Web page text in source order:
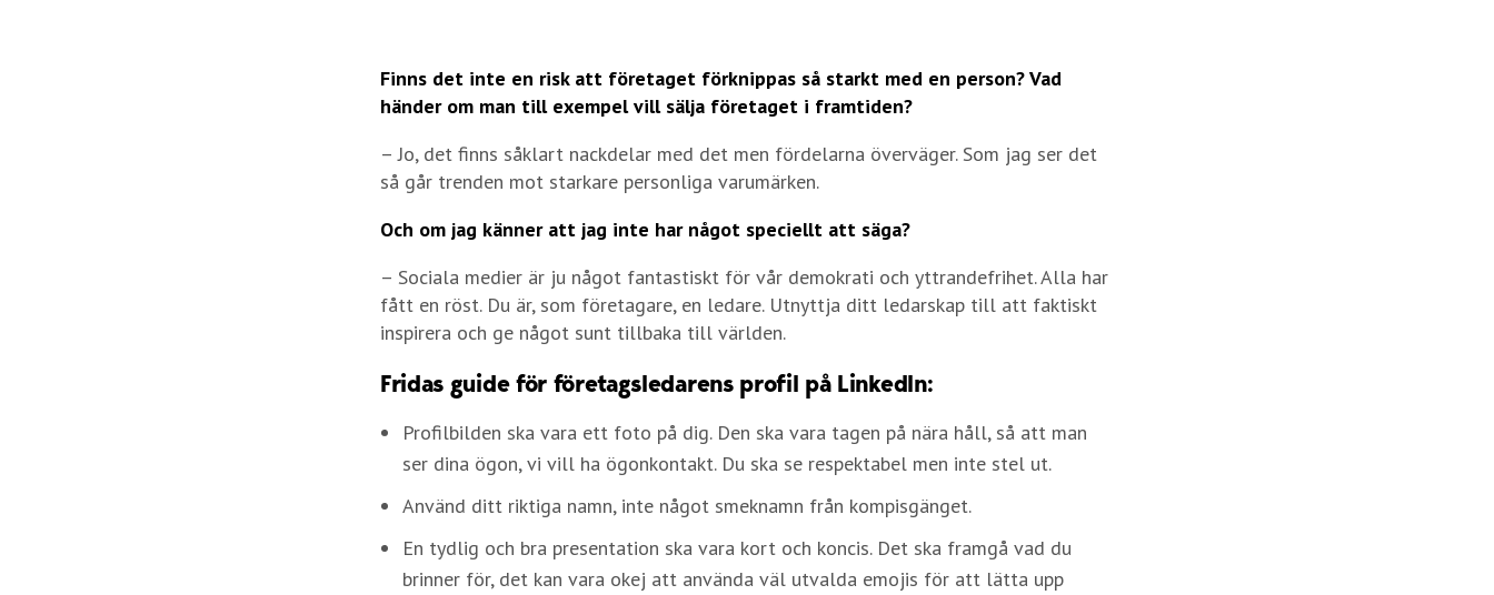
Finns det inte en risk att företaget förknippas så starkt med en person? Vad
händer om man till exempel vill sälja företaget i framtiden?
– Jo, det finns såklart nackdelar med det men fördelarna överväger. Som jag ser det
så går trenden mot starkare personliga varumärken.
Och om jag känner att jag inte har något speciellt att säga?
– Sociala medier är ju något fantastiskt för vår demokrati och yttrandefrihet. Alla har
fått en röst. Du är, som företagare, en ledare. Utnyttja ditt ledarskap till att faktiskt
inspirera och ge något sunt tillbaka till världen.
Fridas guide för företagsledarens profil på LinkedIn:
Profilbilden ska vara ett foto på dig. Den ska vara tagen på nära håll, så att man
ser dina ögon, vi vill ha ögonkontakt. Du ska se respektabel men inte stel ut.
Använd ditt riktiga namn, inte något smeknamn från kompisgänget.
En tydlig och bra presentation ska vara kort och koncis. Det ska framgå vad du
brinner för, det kan vara okej att använda väl utvalda emojis för att lätta upp